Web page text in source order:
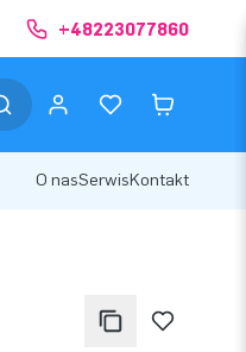
+48223077860
O nasSerwisKontakt